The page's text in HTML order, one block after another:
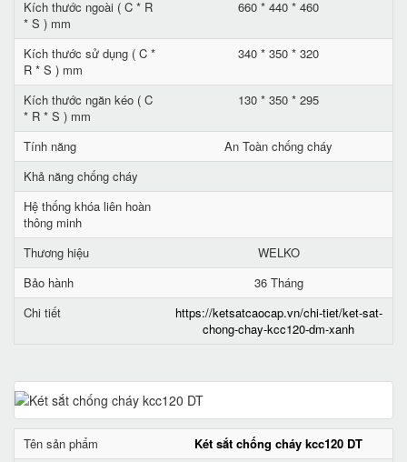
Kích thước ngoài ( C * R
* S ) mm
660 * 440 * 460
Kích thước sử dụng ( C *
R * S ) mm
340 * 350 * 320
Kích thước ngăn kéo ( C
* R * S ) mm
130 * 350 * 295
Tính năng
An Toàn chống cháy
Khả năng chống cháy
Hệ thống khóa liên hoàn
thông minh
Thương hiệu
WELKO
Bảo hành
36 Tháng
Chi tiết
https://ketsatcaocap.vn/chi-tiet/ket-sat-
chong-chay-kcc120-dm-xanh
Tên sản phẩm
Két sắt chống cháy kcc120 DT